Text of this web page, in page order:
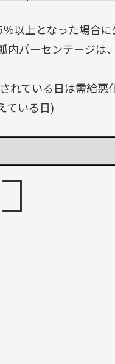
以上となった場合
内パーセンテージは
れている日は需給
ている日)